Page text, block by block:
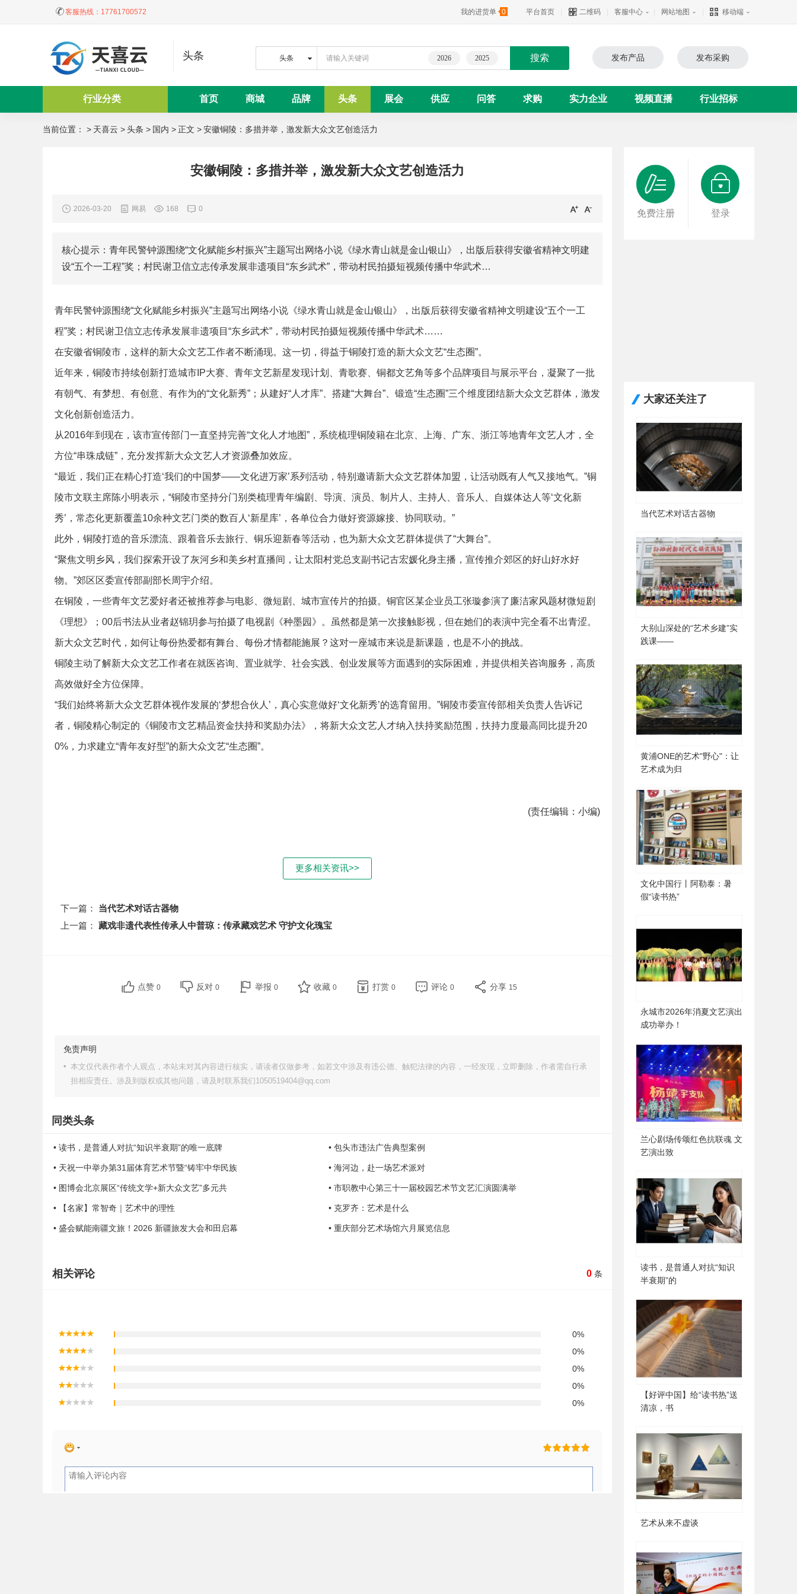
客服热线： 17761700572 我的进货单 0 平台首页 二维码 客服中心 网站地图 移动端
头条 2026 2025 发布产品 发布采购
行业分类 首页 商城 品牌 头条 展会 供应 问答 求购 实力企业 视频直播 行业招标
当前位置： > 天喜云 >头条 > 国内 >正文 >安徽铜陵：多措并举，激发新大众文艺创造活力
安徽铜陵：多措并举，激发新大众文艺创造活力
2026-03-20 网易 168 0
核心提示：青年民警钟源围绕“文化赋能乡村振兴”主题写出网络小说《绿水青山就是金山银山》，出版后获得安徽省精神文明建
设“五个一工程”奖；村民谢卫信立志传承发展非遗项目“东乡武术”，带动村民拍摄短视频传播中华武术…
青年民警钟源围绕“文化赋能乡村振兴”主题写出网络小说《绿水青山就是金山银山》，出版后获得安徽省精神文明建设“五个一工
程”奖；村民谢卫信立志传承发展非遗项目“东乡武术”，带动村民拍摄短视频传播中华武术……
在安徽省铜陵市，这样的新大众文艺工作者不断涌现。这一切，得益于铜陵打造的新大众文艺“生态圈”。
近年来，铜陵市持续创新打造城市IP大赛、青年文艺新星发现计划、青歌赛、铜都文艺角等多个品牌项目与展示平台，凝聚了一批
有朝气、有梦想、有创意、有作为的“文化新秀”；从建好“人才库”、搭建“大舞台”、锻造“生态圈”三个维度团结新大众文艺群体，激发
文化创新创造活力。
从2016年到现在，该市宣传部门一直坚持完善“文化人才地图”，系统梳理铜陵籍在北京、上海、广东、浙江等地青年文艺人才，全
方位“串珠成链”，充分发挥新大众文艺人才资源叠加效应。
“最近，我们正在精心打造‘我们的中国梦——文化进万家’系列活动，特别邀请新大众文艺群体加盟，让活动既有人气又接地气。”铜
陵市文联主席陈小明表示，“铜陵市坚持分门别类梳理青年编剧、导演、演员、制片人、主持人、音乐人、自媒体达人等‘文化新
秀’，常态化更新覆盖10余种文艺门类的数百人‘新星库’，各单位合力做好资源嫁接、协同联动。”
此外，铜陵打造的音乐漂流、跟着音乐去旅行、铜乐迎新春等活动，也为新大众文艺群体提供了“大舞台”。
“聚焦文明乡风，我们探索开设了灰河乡和美乡村直播间，让太阳村党总支副书记古宏媛化身主播，宣传推介郊区的好山好水好
物。”郊区区委宣传部副部长周宇介绍。
在铜陵，一些青年文艺爱好者还被推荐参与电影、微短剧、城市宣传片的拍摄。铜官区某企业员工张璇参演了廉洁家风题材微短剧
《理想》；00后书法从业者赵锦玥参与拍摄了电视剧《种墨园》。虽然都是第一次接触影视，但在她们的表演中完全看不出青涩。
新大众文艺时代，如何让每份热爱都有舞台、每份才情都能施展？这对一座城市来说是新课题，也是不小的挑战。
铜陵主动了解新大众文艺工作者在就医咨询、置业就学、社会实践、创业发展等方面遇到的实际困难，并提供相关咨询服务，高质
高效做好全方位保障。
“我们始终将新大众文艺群体视作发展的‘梦想合伙人’，真心实意做好‘文化新秀’的选育留用。”铜陵市委宣传部相关负责人告诉记
者，铜陵精心制定的《铜陵市文艺精品资金扶持和奖励办法》，将新大众文艺人才纳入扶持奖励范围，扶持力度最高同比提升20
0%，力求建立“青年友好型”的新大众文艺“生态圈”。
(责任编辑：小编)
更多相关资讯>>
下一篇： 当代艺术对话古器物
上一篇： 藏戏非遗代表性传承人中普琼：传承藏戏艺术 守护文化瑰宝
点赞 0 反对 0 举报 0 收藏 0 打赏 0 评论 0 分享 15
免责声明
• 本文仅代表作者个人观点，本站未对其内容进行核实，请读者仅做参考，如若文中涉及有违公德、触犯法律的内容，一经发现，立即删除，作者需自行承
担相应责任。涉及到版权或其他问题，请及时联系我们1050519404@qq.com
同类头条
• 读书，是普通人对抗“知识半衰期”的唯一底牌 • 包头市违法广告典型案例
• 天祝一中举办第31届体育艺术节暨“铸牢中华民族 • 海河边，赴一场艺术派对
• 图博会北京展区“传统文学+新大众文艺”多元共 • 市职教中心第三十一届校园艺术节文艺汇演圆满举
• 【名家】常智奇｜艺术中的理性 • 克罗齐：艺术是什么
• 盛会赋能南疆文旅！2026 新疆旅发大会和田启幕 • 重庆部分艺术场馆六月展览信息
0 条
相关评论
免费注册 登录
大家还关注了
当代艺术对话古器物
大别山深处的“艺术乡建”实
践课——
黄浦ONE的艺术"野心"：让
艺术成为归
文化中国行丨阿勒泰：暑
假“读书热”
永城市2026年消夏文艺演出
成功举办！
兰心剧场传颂红色抗联魂 文
艺演出致
读书，是普通人对抗“知识
半衰期”的
【好评中国】给“读书热”送
清凉，书
艺术从来不虚谈